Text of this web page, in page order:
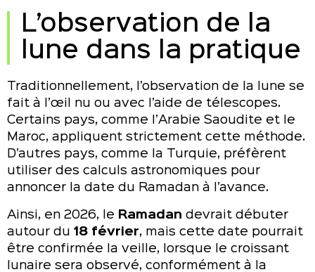
L’observation de la
lune dans la pratique
Traditionnellement, l’observation de la lune se
fait à l’œil nu ou avec l’aide de télescopes.
Certains pays, comme l’Arabie Saoudite et le
Maroc, appliquent strictement cette méthode.
D’autres pays, comme la Turquie, préfèrent
utiliser des calculs astronomiques pour
annoncer la date du Ramadan à l’avance.
Ainsi, en 2026, le Ramadan devrait débuter
autour du 18 février, mais cette date pourrait
être confirmée la veille, lorsque le croissant
lunaire sera observé, conformément à la